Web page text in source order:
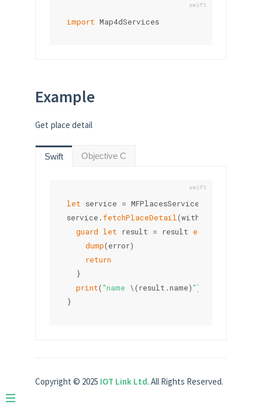
import Map4dServices
Example
Get place detail
Swift
let service = MFPlacesService
service . fetchPlaceDetail(withPlaceId
guard
let result = result else
dump(error)
return
}
print("name \(result .name)" )
}
Objective C
Copyright © 2025 IOT Link Ltd. All Rights Reserved.